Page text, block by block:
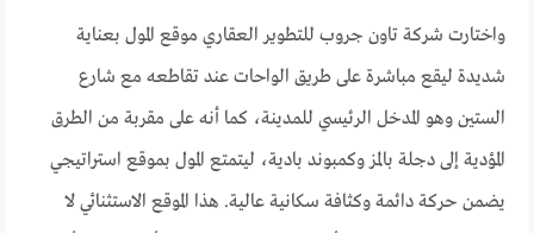
واختارت شركة تاون جروب للتطوير العقاري موقع المول بعناية
شديدة ليقع مباشرة على طريق الواحات عند تقاطعه مع شارع
الستين وهو المدخل الرئيسي للمدينة، كما أنه على مقربة من الطرق
المؤدية إلى دجلة بالمز وكمبوند بادية، ليتمتع المول بموقع استراتيجي
يضمن حركة دائمة وكثافة سكانية عالية. هذا الموقع الاستثنائي لا